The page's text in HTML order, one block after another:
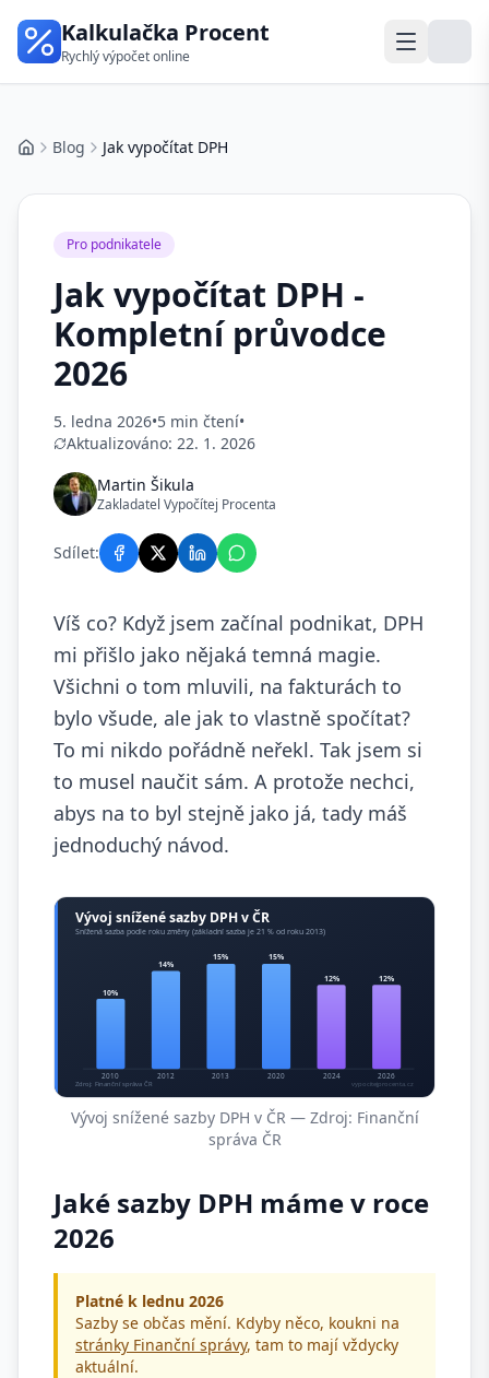
Kalkulačka Procent
Rychlý výpočet online
DomůBlog Jak vypočítat DPH
Pro podnikatele
Jak vypočítat DPH -
Kompletní průvodce
2026
5. ledna 2026•5 min čtení•
Aktualizováno: 22. 1. 2026
Martin Šikula
Zakladatel Vypočítej Procenta
Sdílet:
Víš co? Když jsem začínal podnikat, DPH
mi přišlo jako nějaká temná magie.
Všichni o tom mluvili, na fakturách to
bylo všude, ale jak to vlastně spočítat?
To mi nikdo pořádně neřekl. Tak jsem si
to musel naučit sám. A protože nechci,
abys na to byl stejně jako já, tady máš
jednoduchý návod.
Vývoj snížené sazby DPH v ČR — Zdroj: Finanční
správa ČR
Jaké sazby DPH máme v roce
2026
Platné k lednu 2026
Sazby se občas mění. Kdyby něco, koukni na
stránky Finanční správy, tam to mají vždycky
aktuální.